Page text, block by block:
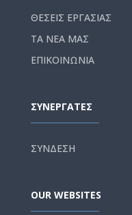
ΘΕΣΕΙΣ ΕΡΓΑΣΙΑΣ
ΤΑ ΝΕΑ ΜΑΣ
ΕΠΙΚΟΙΝΩΝΙΑ
ΣΥΝΕΡΓΑΤΕΣ
ΣΥΝΔΕΣΗ
OUR WEBSITES